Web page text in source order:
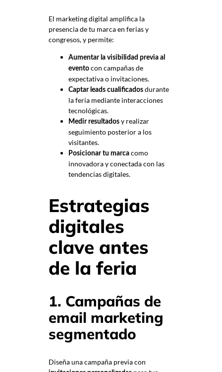
El marketing digital amplifica la
presencia de tu marca en ferias y
congresos, y permite:
Aumentar la visibilidad previa al
evento con campañas de
expectativa o invitaciones.
Captar leads cualificados durante
la feria mediante interacciones
tecnológicas.
Medir resultados y realizar
seguimiento posterior a los
visitantes.
Posicionar tu marca como
innovadora y conectada con las
tendencias digitales.
Estrategias
digitales
clave antes
de la feria
1. Campañas de
email marketing
segmentado
Diseña una campaña previa con